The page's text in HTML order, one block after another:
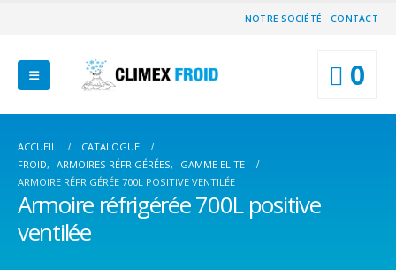
NOTRE SOCIÉTÉ CONTACT
0
ACCUEIL
CATALOGUE
FROID, ARMOIRES RÉFRIGÉRÉES,
GAMME ELITE
ARMOIRE RÉFRIGÉRÉE 700L POSITIVE VENTILÉE
Armoire réfrigérée 700L positive
ventilée